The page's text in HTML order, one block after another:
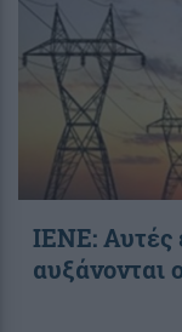
ΙΕΝΕ: Αυτές
αυξάνονται